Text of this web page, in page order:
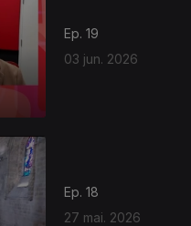
Ep. 19
03 jun. 2026
Ep. 18
27 mai. 2026